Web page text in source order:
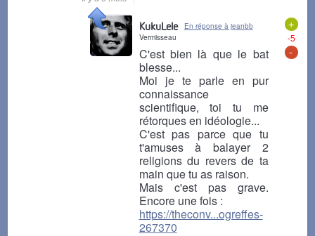
+
-5
-
KukuLele
En réponse à jeanbb
Vermisseau
C'est bien là que le bat
blesse...
Moi je te parle en pur
connaissance
scientifique, toi tu me
rétorques en idéologie...
C'est pas parce que tu
t'amuses à balayer 2
religions du revers de ta
main que tu as raison.
Mais c'est pas grave.
Encore une fois :
https://theconv...ogreffes-
267370